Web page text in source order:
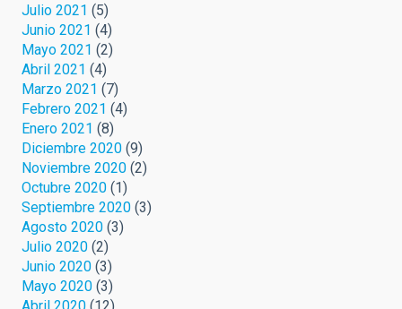
Julio 2021 (5)
Junio 2021 (4)
Mayo 2021 (2)
Abril 2021 (4)
Marzo 2021 (7)
Febrero 2021 (4)
Enero 2021 (8)
Diciembre 2020 (9)
Noviembre 2020 (2)
Octubre 2020 (1)
Septiembre 2020 (3)
Agosto 2020 (3)
Julio 2020 (2)
Junio 2020 (3)
Mayo 2020 (3)